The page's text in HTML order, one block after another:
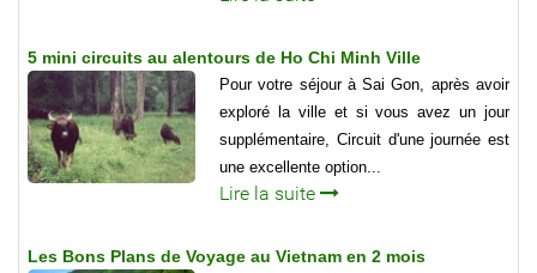
5 mini circuits au alentours de Ho Chi Minh Ville
Pour votre séjour à Sai Gon, après avoir
exploré la ville et si vous avez un jour
supplémentaire, Circuit d'une journée est
une excellente option...
Lire la suite
Les Bons Plans de Voyage au Vietnam en 2 mois